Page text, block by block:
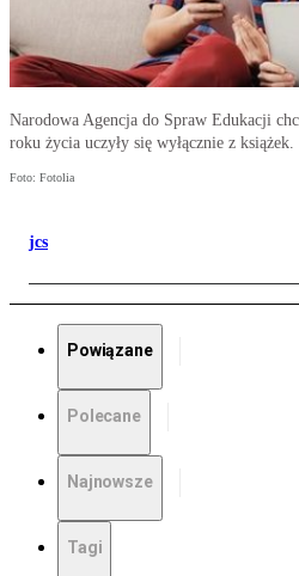
Narodowa Agencja do Spraw Edukacji
roku życia uczyły się wyłącznie z książek.
Foto: Fotolia
jcs
Powiązane
Polecane
Najnowsze
Tagi